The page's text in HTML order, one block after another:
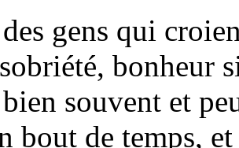
gens qui
bonheur
bien souvent et
bout de temps,